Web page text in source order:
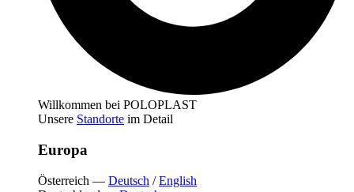
Willkommen bei POLOPLAST
Unsere Standorte im Detail
Europa
Österreich — Deutsch /English